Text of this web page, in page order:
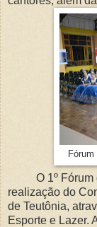
O 1º Fórum
realização do
de Teutônia,
Esporte e Lazer.